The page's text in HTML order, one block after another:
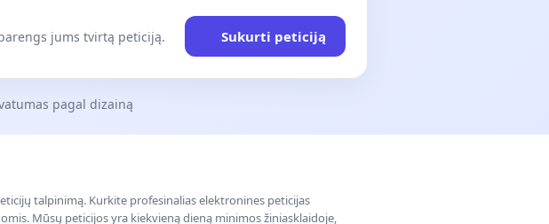
jums tvirtą peticiją. Sukurti peticiją
pagal dizainą
talpinimą. Kurkite profesinalias elektronines peticijas
Mūsų peticijos yra kiekvieną dieną minimos žiniasklaidoje,